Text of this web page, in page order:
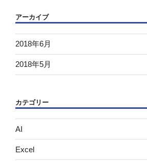
アーカイブ
2018年6月
2018年5月
カテゴリー
AI
Excel